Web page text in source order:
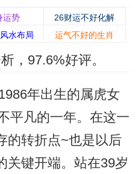
运势
26财运不好化解
水布局 运气不好的生肖
， 97.6%好评。
年出生的属虎女
平凡的一年。在这一
的转折点~也是以后
关键开端。站在39岁